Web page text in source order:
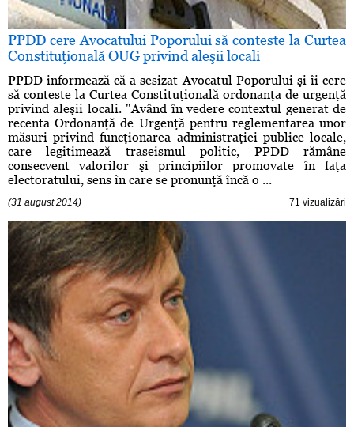
PPDD cere Avocatului Poporului să conteste la Curtea
Constituţională OUG privind aleşii locali
PPDD informează că a sesizat Avocatul Poporului şi îi cere
să conteste la Curtea Constituţională ordonanţa de urgenţă
privind aleşii locali. "Având în vedere contextul generat de
recenta Ordonanţă de Urgenţă pentru reglementarea unor
măsuri privind funcţionarea administraţiei publice locale,
care legitimează traseismul politic, PPDD rămâne
consecvent valorilor şi principiilor promovate în faţa
electoratului, sens în care se pronunţă încă o ...
(31 august 2014) 71 vizualizări